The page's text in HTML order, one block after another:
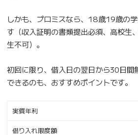
しかも、プロミスなら、18歳19歳の
す（収入証明の書類提出必須、高校生
生不可）。
初回に限り、借入日の翌日から30日間
できるのも、おすすめポイントです。
実質年利
借り入れ限度額